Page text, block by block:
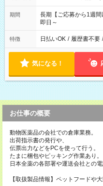
期間
長期【ご応募から1週間
即日～
特徴 日払いOK / 履歴書不要 /
気になる！
お仕事の概要
動物医薬品の会社での倉庫業務。
出荷指示書の発行や、
伝票出力などをPCを使って行う。
たまに梱包やピッキング作業あり。
日本全薬の各部署や運送会社との電
【取扱製品情報】ペットフードや